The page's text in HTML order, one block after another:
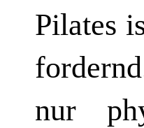
Pilates
nur